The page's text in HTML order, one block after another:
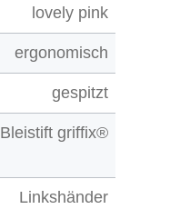
lovely pink
ergonomisch
gespitzt
Bleistift griffix®
Linkshänder